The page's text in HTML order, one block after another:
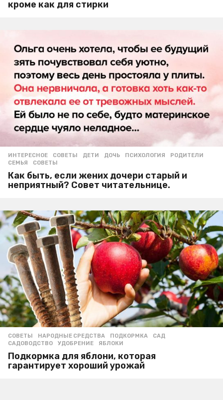
кроме как для стирки
ИНТЕРЕСНОЕ ,СОВЕТЫ ДЕТИ ,ДОЧЬ ,ПСИХОЛОГИЯ ,РОДИТЕЛИ
СЕМЬЯ
,СОВЕТЫ
Как быть, если жених дочери старый и
неприятный? Совет читательнице.
СОВЕТЫ НАРОДНЫЕ СРЕДСТВА ,ПОДКОРМКА ,САД
САДОВОДСТВО
,УДОБРЕНИЕ ,ЯБЛОКИ
Подкормка для яблони, которая
гарантирует хороший урожай